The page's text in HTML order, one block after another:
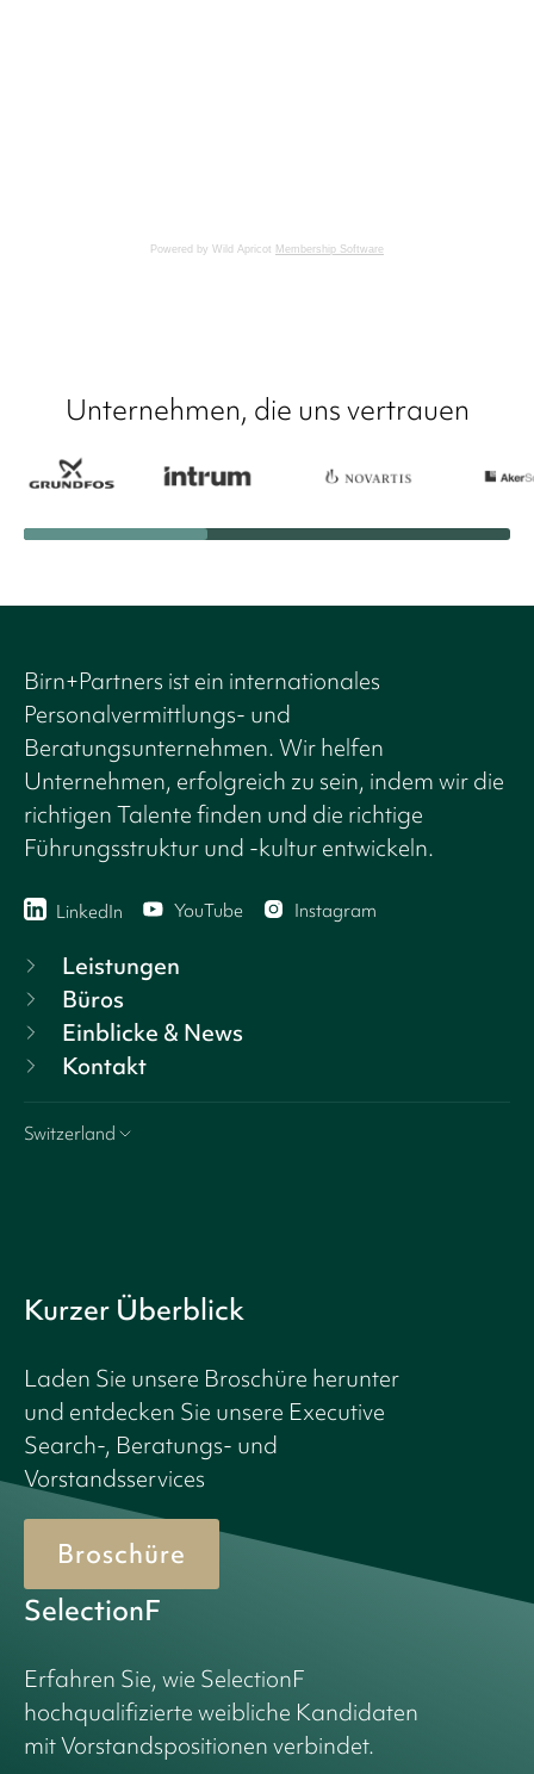
Powered by Wild Apricot Membership Software
Unternehmen, die uns vertrauen
Birn+Partners ist ein internationales
Personalvermittlungs- und
Beratungsunternehmen. Wir helfen
Unternehmen, erfolgreich zu sein, indem wir die
richtigen Talente finden und die richtige
Führungsstruktur und -kultur entwickeln.
LinkedIn YouTube Instagram
Leistungen
Büros
Einblicke & News
Kontakt
Switzerland
Kurzer Überblick
Laden Sie unsere Broschüre herunter
und entdecken Sie unsere Executive
Search-, Beratungs- und
Vorstandsservices
Broschüre
SelectionF
Erfahren Sie, wie SelectionF
hochqualifizierte weibliche Kandidaten
mit Vorstandspositionen verbindet.